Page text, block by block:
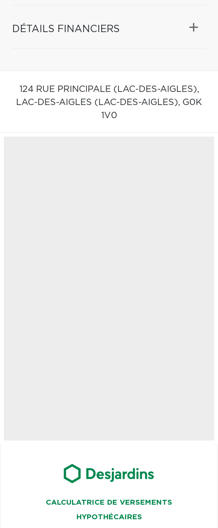
DÉTAILS FINANCIERS
124 RUE PRINCIPALE (LAC-DES-AIGLES),
LAC-DES-AIGLES (LAC-DES-AIGLES), G0K
1V0
CALCULATRICE DE VERSEMENTS
HYPOTHÉCAIRES